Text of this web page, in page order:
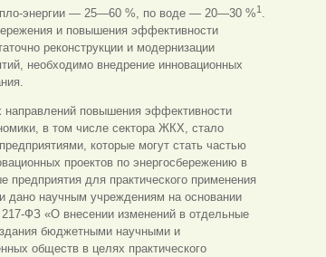
энергии — 25—60 %, по воде — 20—30 %1
и повышения эффективности
реконструкции и модернизации
необходимо внедрение инновационных
повышения эффективности
в том числе сектора ЖКХ, стало
которые могут стать частью
проектов по энергосбережению в
для практического применения
дано научным учреждениям на основании
ФЗ «О внесении изменений в отдельные
бюджетными научными и
обществ в целях практического